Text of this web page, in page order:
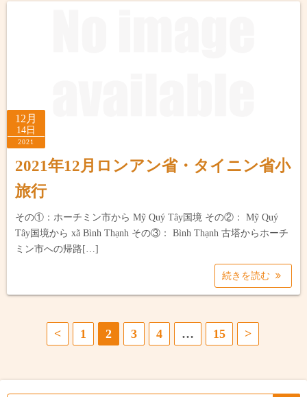
12月
14日
2021
2021年12月ロンアン省・タイニン省小
旅行
その①：ホーチミン市から Mỹ Quý Tây国境 その②： Mỹ Quý
Tây国境から xã Bình Thạnh その③： Bình Thạnh 古塔からホーチ
ミン市への帰路[…]
続きを読む
< 1 2 3 4 … 15 >